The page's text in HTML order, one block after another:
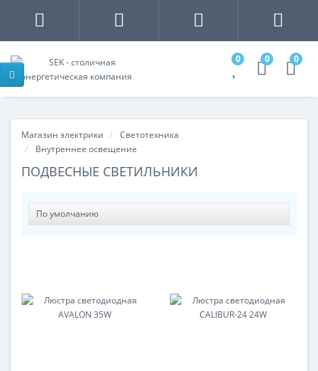
0 0 0
Магазин электрики
Светотехника
Внутреннее освещение
ПОДВЕСНЫЕ СВЕТИЛЬНИКИ